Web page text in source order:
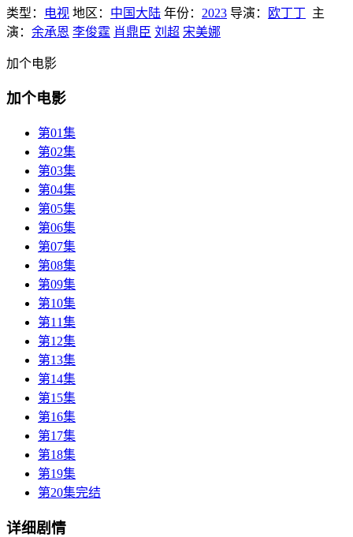
类型： 电视 地区： 中国大陆 年份： 2023 导演： 欧丁丁 主
演： 余承恩 李俊霆 肖鼎臣 刘超 宋美娜
加个电影
加个电影
第01集
第02集
第03集
第04集
第05集
第06集
第07集
第08集
第09集
第10集
第11集
第12集
第13集
第14集
第15集
第16集
第17集
第18集
第19集
第20集完结
详细剧情